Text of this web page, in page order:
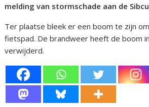
melding van stormschade aan de
Ter plaatse bleek er een boom te zijn
fietspad. De brandweer heeft de boom
verwijderd.